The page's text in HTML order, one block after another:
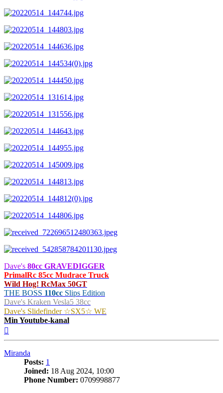
Dave's 80cc GRAVEDIGGER
PrimalRc 85cc Mudrace Truck
Wild Hog! RcMax 50GT
THE BOSS 110cc Slips Edition
Dave's Kraken Vesla5 38cc
Dave's Slidefinder ☆SX5☆ WE
Min Youtube-kanal
Miranda
Posts: 1
Joined: 18 Aug 2024, 10:00
Phone Number: 0709998877